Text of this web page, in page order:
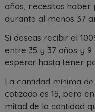
años, necesitas haber
durante al menos 37
Si deseas recibir el
entre 35 y 37 años y
esperar hasta tener
La cantidad mínima
cotizado es 15, pero
mitad de la cantidad